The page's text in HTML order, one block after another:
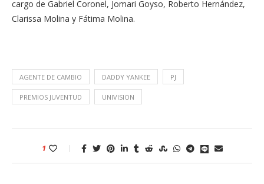
cargo de Gabriel Coronel, Jomari Goyso, Roberto Hernández,
Clarissa Molina y Fátima Molina.
AGENTE DE CAMBIO DADDY YANKEE PJ
PREMIOS JUVENTUD UNIVISION
1